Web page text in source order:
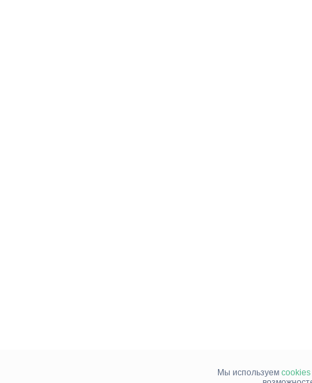
Мы используем cookies